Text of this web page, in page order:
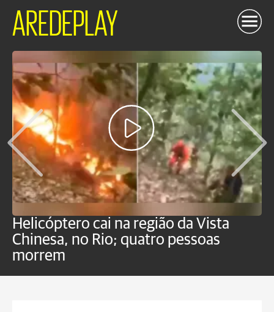
AREDEPLAY
Helicóptero cai na região da Vista
Chinesa, no Rio; quatro pessoas
morrem